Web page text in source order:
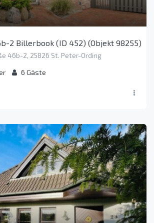
2 Billerbook (ID 452) (Objekt 98255)
46b-2, 25826 St. Peter-Ording
6 Gäste